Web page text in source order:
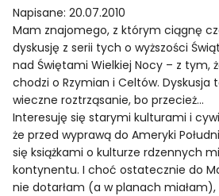
Kątem oka
O-fiszki
Niezwyczajne ściany
Dom na kółkach
Napisane: 20.07.2010
Mam znajomego, z którym ciągnę
dyskusję z serii tych o wyższości
nad Świętami Wielkiej Nocy – z tym,
chodzi o Rzymian i Celtów. Dyskusja
wieczne roztrząsanie, bo przecież…
Interesuję się starymi kulturami i
że przed wyprawą do Ameryki
się książkami o kulturze rdzennych
kontynentu. I choć ostatecznie do
nie dotarłam (a w planach miałam),